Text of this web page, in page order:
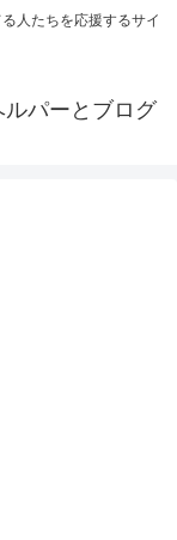
人たちを応援するサイ
パーとブログ